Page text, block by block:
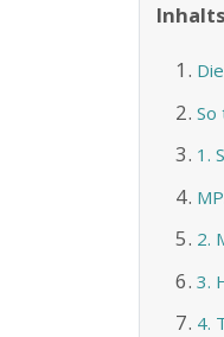
So
1.
2.
3.
4.